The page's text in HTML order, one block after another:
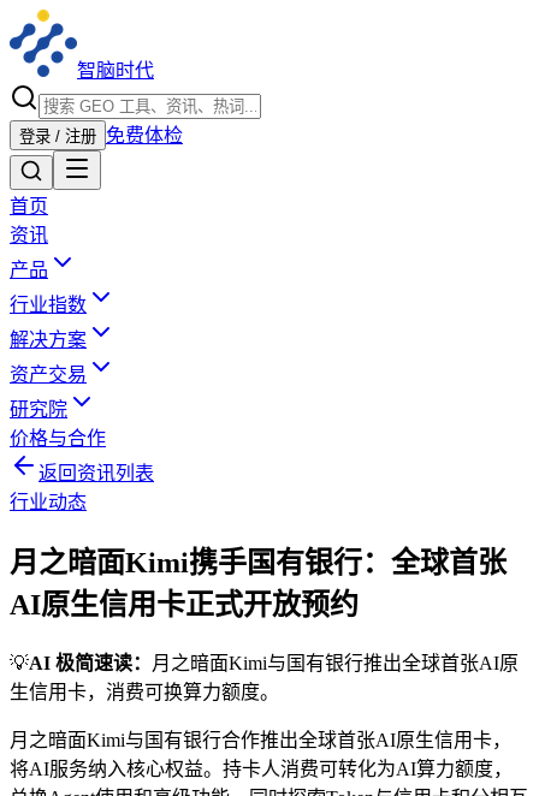
智脑时代
登录 / 注册 免费体检
首页
资讯
产品
行业指数
解决方案
资产交易
研究院
价格与合作
返回资讯列表
行业动态
月之暗面Kimi携手国有银行：全球首张
AI原生信用卡正式开放预约
💡AI 极简速读：
月之暗面Kimi与国有银行推出全球首张AI原
生信用卡，消费可换算力额度。
月之暗面Kimi与国有银行合作推出全球首张AI原生信用卡，
将AI服务纳入核心权益。持卡人消费可转化为AI算力额度，